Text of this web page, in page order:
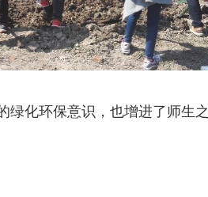
化环保意识，也增进了师生之